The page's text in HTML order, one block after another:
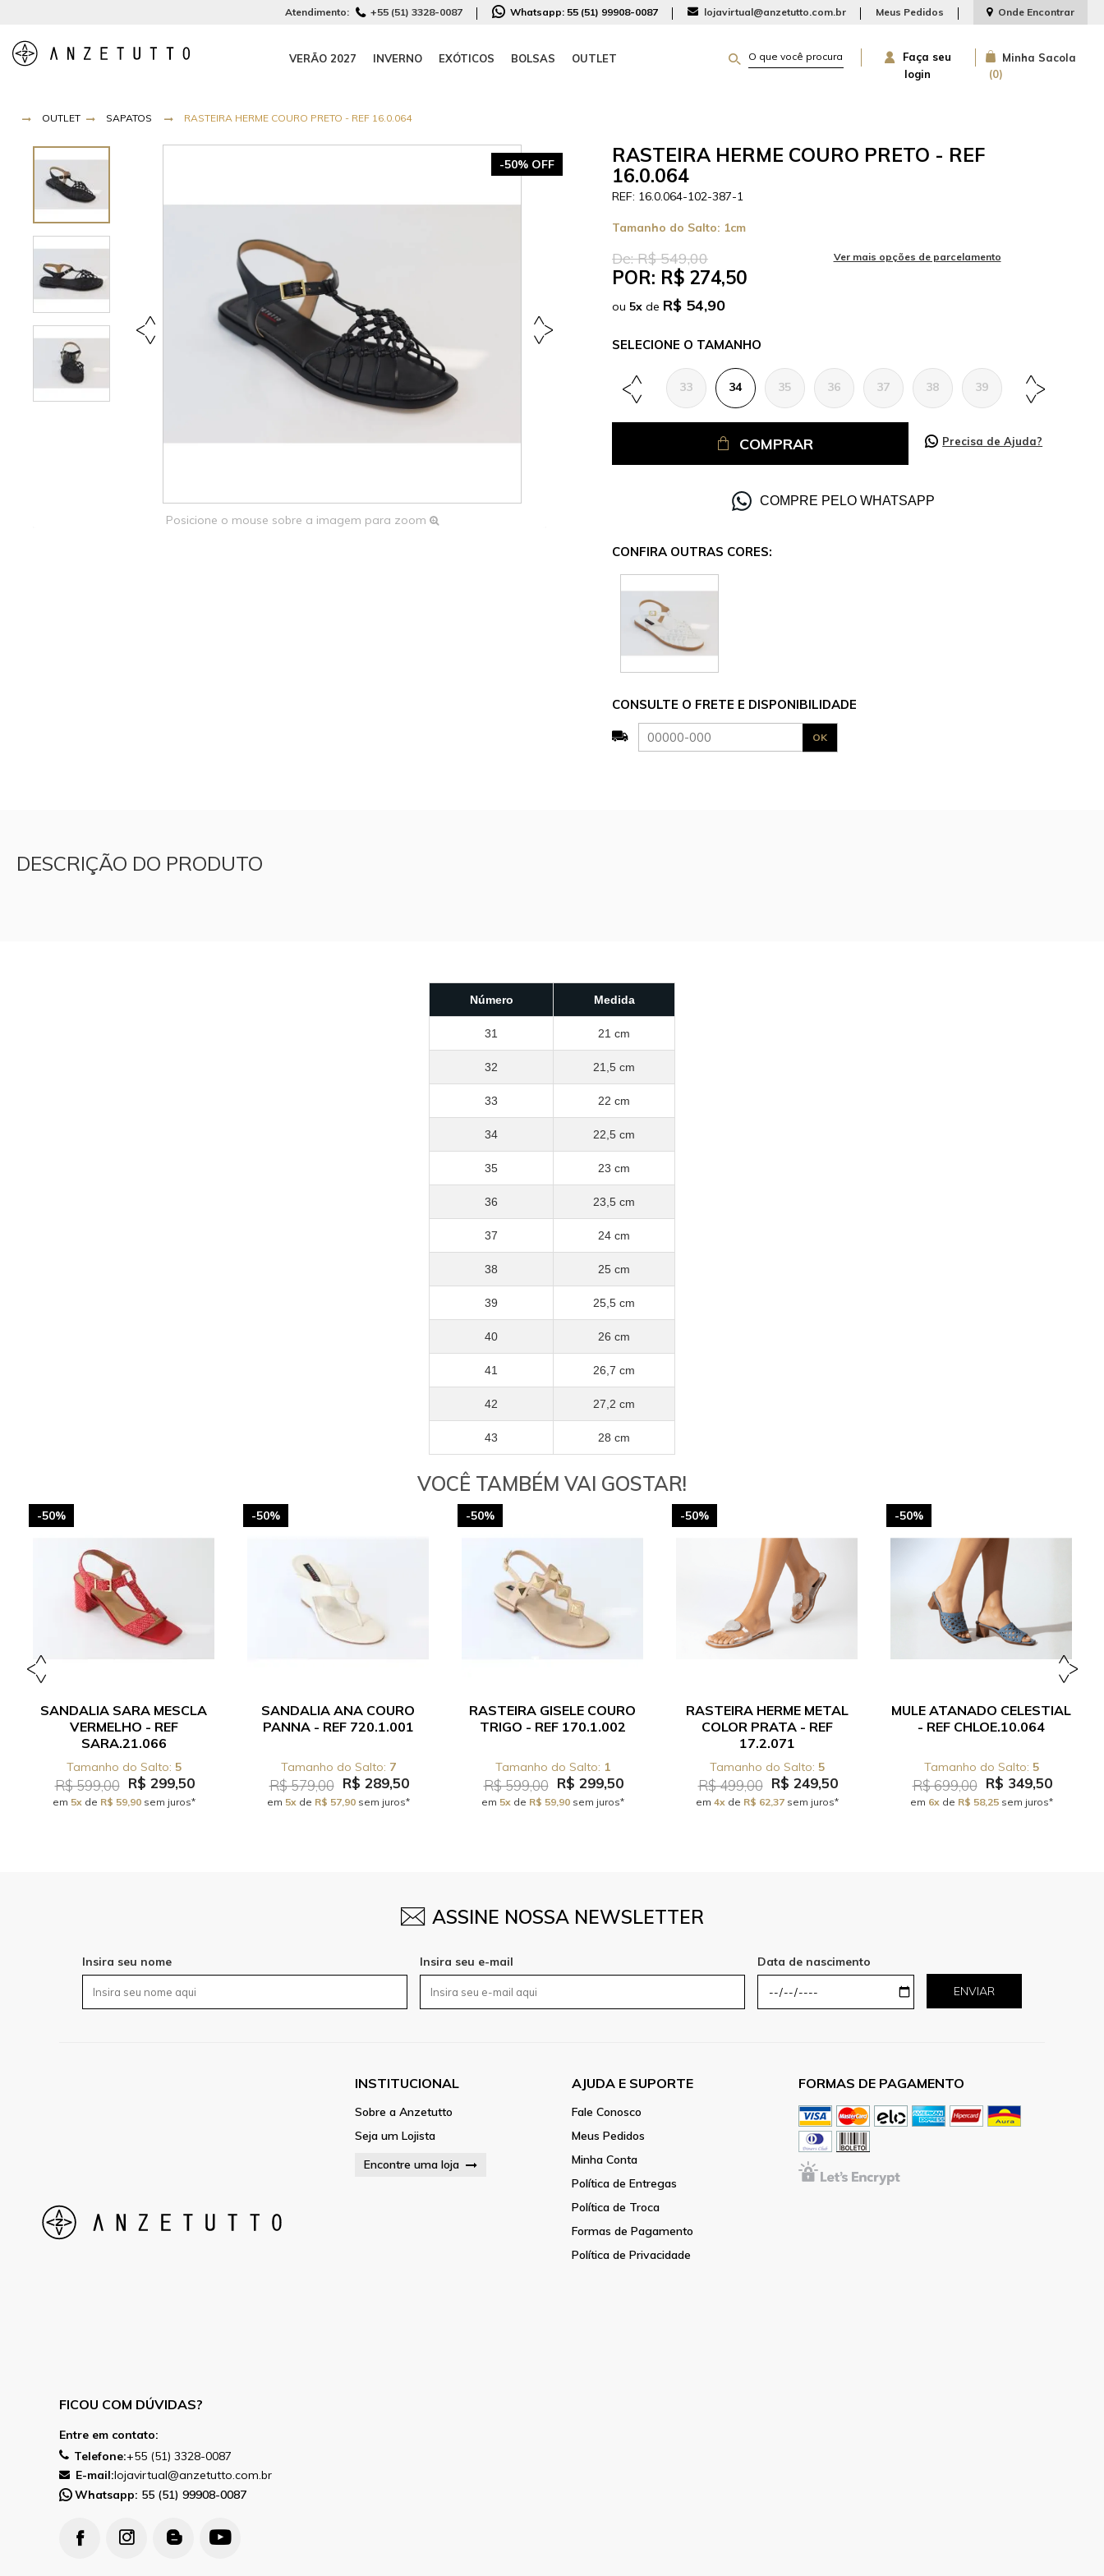
Atendimento: +55 (51) 3328-0087 Whatsapp: 55 (51) 99908-0087 lojavirtual@anzetutto.com.br Meus Pedidos Onde Encontrar
VERÃO 2027 INVERNO EXÓTICOS BOLSAS OUTLET
Faça seu
login
Minha Sacola
0
OUTLET SAPATOS RASTEIRA HERME COURO PRETO - REF 16.0.064
-50% OFF
Posicione o mouse sobre a imagem para zoom
RASTEIRA HERME COURO PRETO - REF
16.0.064
16.0.064-102-387-1
Tamanho do Salto: 1cm
De:R$ 549,00
POR: R$ 274,50
ou5x de R$ 54,90
TAMANHO
33 34 35 36 37 38 39 40
COMPRAR Precisa de Ajuda?
COMPRE PELO WHATSAPP
CONFIRA OUTRAS CORES:
CONSULTE O FRETE E DISPONIBILIDADE
DESCRIÇÃO DO PRODUTO
Número Medida
31 21 cm
32 21,5 cm
33 22 cm
34 22,5 cm
35 23 cm
36 23,5 cm
37 24 cm
38 25 cm
39 25,5 cm
40 26 cm
41 26,7 cm
42 27,2 cm
43 28 cm
VOCÊ TAMBÉM VAI GOSTAR!
-50%
SANDALIA SARA MESCLA
VERMELHO - REF
SARA.21.066
5
R$ 599,00 R$ 299,50
em 5xde R$ 59,90sem juros*
-50%
SANDALIA ANA COURO
PANNA - REF 720.1.001
7
R$ 579,00 R$ 289,50
em 5xde R$ 57,90sem juros*
-50%
RASTEIRA GISELE COURO
TRIGO - REF 170.1.002
1
R$ 599,00 R$ 299,50
em 5xde R$ 59,90sem juros*
-50%
RASTEIRA HERME METAL
COLOR PRATA - REF
17.2.071
5
R$ 499,00 R$ 249,50
em 4xde R$ 62,37sem juros*
-50%
MULE ATANADO CELESTIAL
- REF CHLOE.10.064
5
R$ 699,00 R$ 349,50
em 6xde R$ 58,25sem juros*
ASSINE NOSSA NEWSLETTER
Insira seu nome Insira seu e-mail
Data de nascimento
ENVIAR
FICOU COM DÚVIDAS?
Entre em contato:
Telefone:+55 (51) 3328-0087
E-mail:lojavirtual@anzetutto.com.br
Whatsapp: 55 (51) 99908-0087
INSTITUCIONAL
Sobre a Anzetutto
Seja um Lojista
Encontre uma loja
AJUDA E SUPORTE
Fale Conosco
Meus Pedidos
Minha Conta
Política de Entregas
Política de Troca
Formas de Pagamento
Política de Privacidade
FORMAS DE PAGAMENTO